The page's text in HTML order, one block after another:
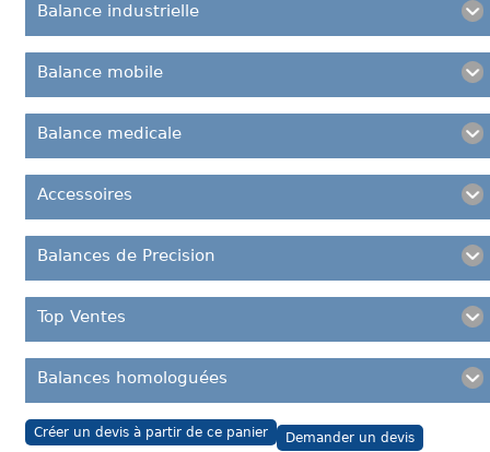
Balance industrielle
Balance mobile
Balance medicale
Accessoires
Balances de Precision
Top Ventes
Balances homologuées
Créer un devis à partir de ce panier Demander un devis